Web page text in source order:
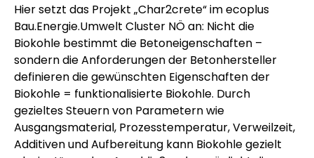
Hier setzt das Projekt „Char2crete“ imecoplus
Bau.Energie.Umwelt Cluster NÖan: Nicht die
Biokohle bestimmt die Betoneigenschaften –
sondern die Anforderungen der Betonhersteller
definieren die gewünschten Eigenschaften der
Biokohle = funktionalisierte Biokohle. Durch
gezieltes Steuern von Parametern wie
Ausgangsmaterial, Prozesstemperatur, Verweilzeit,
Additiven und Aufbereitung kann Biokohle gezielt